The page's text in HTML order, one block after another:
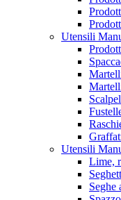
Utensili
Utensili
Lime,
Seghe